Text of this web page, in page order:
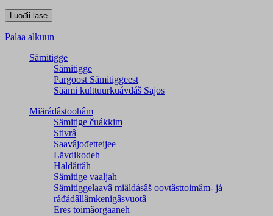
Palaa alkuun
Sämitigge
Sämitigge
Pargoost Sämitiggeest
Säämi kulttuurkuávdáš Sajos
Miärádâstoohâm
Sämitige čuákkim
Stivrâ
Saavâjođetteijee
Lävdikodeh
Haldâttâh
Sämitige vaaljah
Sämitiggelaavâ miäldásâš oovtâsttoimâm- já
ráđádâllâmkenigâsvuotâ
Eres toimâorgaaneh